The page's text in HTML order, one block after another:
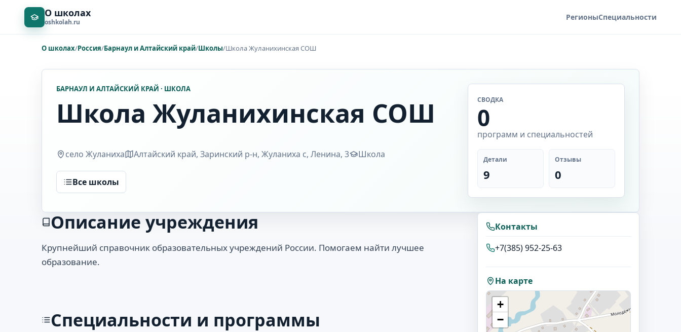
О школах
oshkolah.ru РегионыСпециальности
О школах/Россия/Барнаул и Алтайский край/Школы/Школа Жуланихинская СОШ
БАРНАУЛ И АЛТАЙСКИЙ КРАЙ · ШКОЛА
Школа Жуланихинская СОШ
село Жуланиха Алтайский край, Заринский р-н, Жуланиха с, Ленина, 3 Школа
Все школы
СВОДКА
0
программ и специальностей
Детали
9
Отзывы
0
Описание учреждения
Крупнейший справочник образовательных учреждений России. Помогаем найти лучшее
образование.
Специальности и программы
Контакты
+7(385) 952-25-63
На карте
+
−